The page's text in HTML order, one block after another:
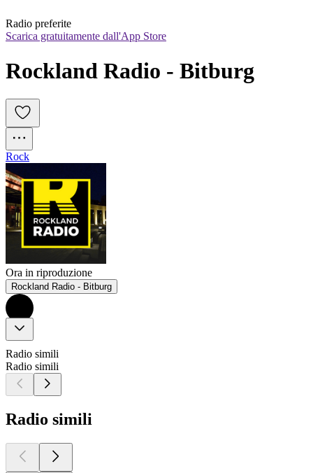
Radio preferite
Scarica gratuitamente dall'App Store
Rockland Radio - Bitburg
Rock
Ora in riproduzione
Rockland Radio - Bitburg
Radio simili
Radio simili
Radio simili